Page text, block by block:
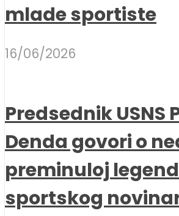
mlade sportiste
16/06/2026
Predsednik USNS
Denda govori o
preminuloj
sportskog